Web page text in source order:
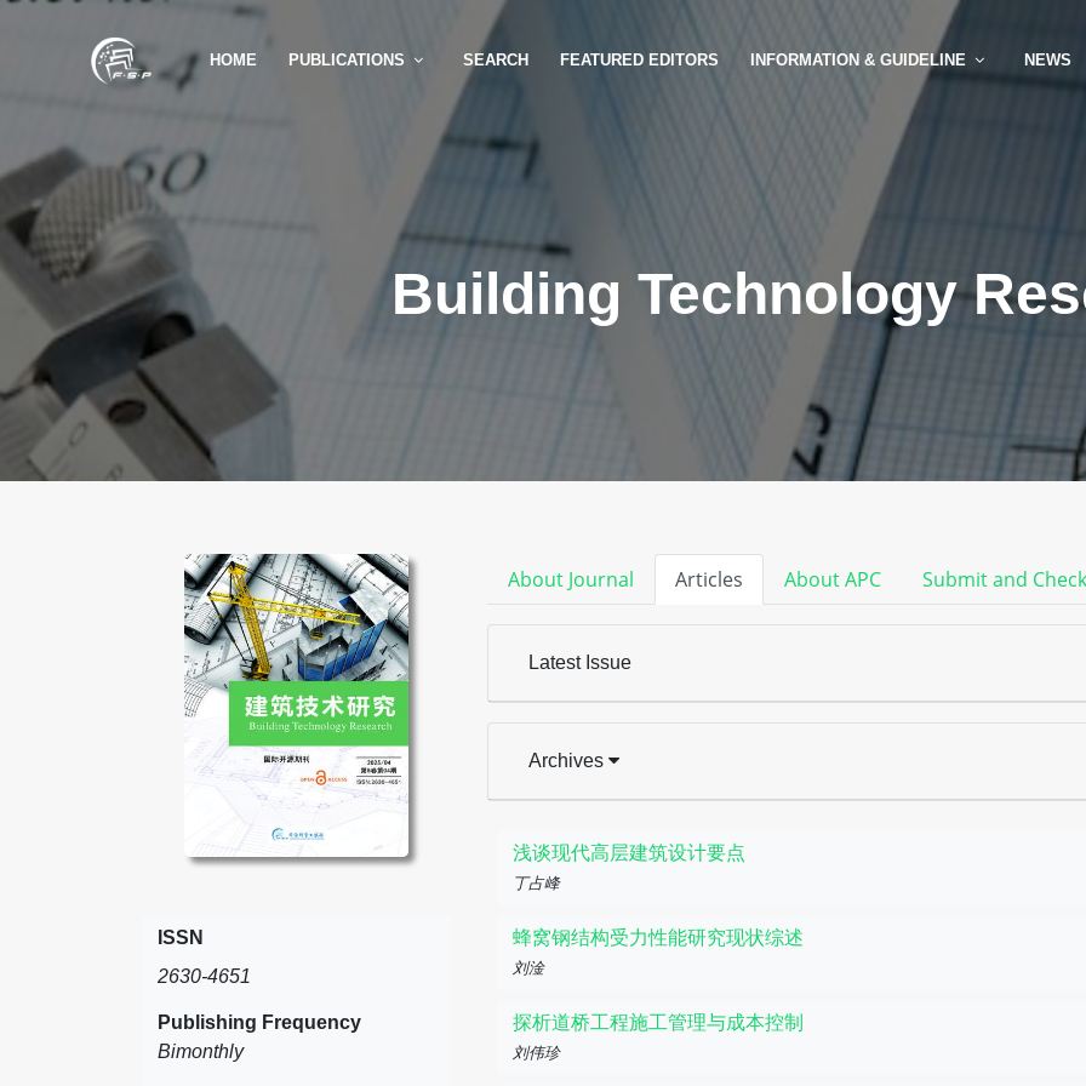
HOME PUBLICATIONS SEARCH FEATURED EDITORS INFORMATION & GUIDELINE NEWS
Building Technology
ISSN
2630-4651
Publishing Frequency
Bimonthly
About Journal Articles About APC Submit and Check
Latest Issue
Archives
浅谈现代高层建筑设计要点
丁占峰
蜂窝钢结构受力性能研究现状综述
刘淦
探析道桥工程施工管理与成本控制
刘伟珍